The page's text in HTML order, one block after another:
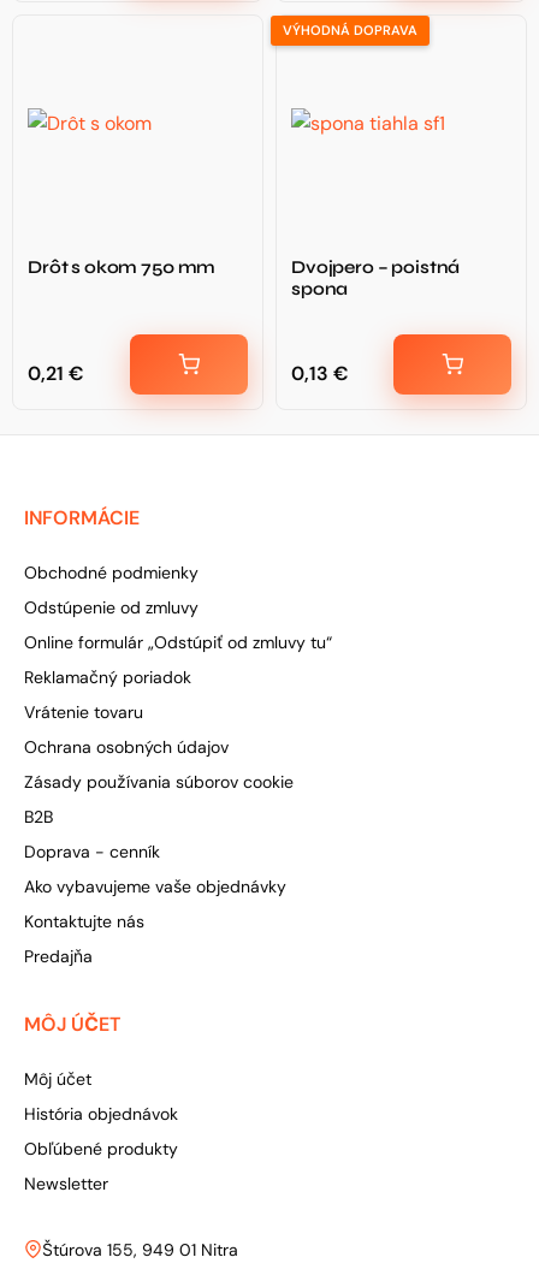
Drôt s okom 750 mm
0,21 €
VÝHODNÁ DOPRAVA
Dvojpero – poistná
spona
0,13 €
INFORMÁCIE
Obchodné podmienky
Odstúpenie od zmluvy
Online formulár „Odstúpiť od zmluvy tu“
Reklamačný poriadok
Vrátenie tovaru
Ochrana osobných údajov
Zásady používania súborov cookie
B2B
Doprava - cenník
Ako vybavujeme vaše objednávky
Kontaktujte nás
Predajňa
MÔJ ÚČET
Môj účet
História objednávok
Obľúbené produkty
Newsletter
Štúrova 155, 949 01 Nitra